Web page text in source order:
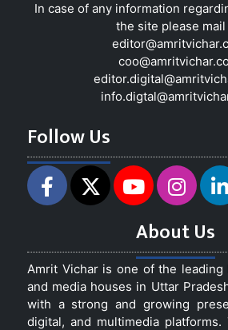
In case of any information
the site please mail
Follow Us
About Us
Amrit Vichar is one of the leading
and media houses in Uttar
with a strong and growing
digital, and multimedia